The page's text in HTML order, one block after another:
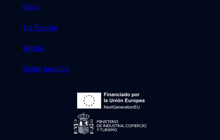
Blog
La Revista
Media
Sobre nosotros